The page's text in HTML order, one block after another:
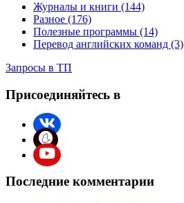
Журналы и книги (144)
Разное (176)
Полезные программы (14)
Перевод английских команд (3)
Запросы в ТП
Присоединяйтесь в
Последние комментарии